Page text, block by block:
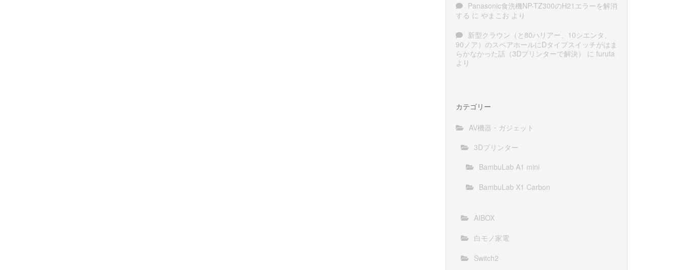
Panasonic食洗機NP-TZ300のH21エラーを解消
する に やまこお より
新型クラウン（と80ハリアー、10シエンタ、
90ノア）のスペアホールにDタイプスイッチがはま
らかなかった話（3Dプリンターで解決）
に furuta
より
カテゴリー
AV機器・ガジェット
3Dプリンター
BambuLab A1 mini
BambuLab X1 Carbon
AIBOX
白モノ家電
Switch2